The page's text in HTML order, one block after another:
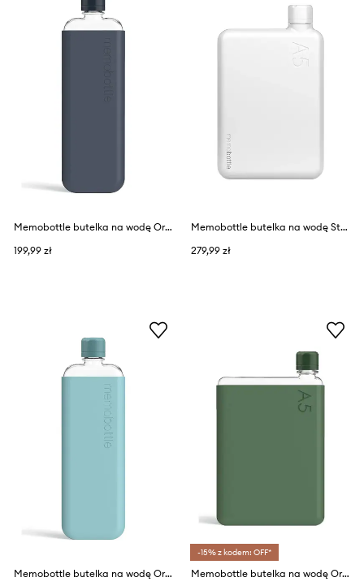
Memobottle butelka na wodę Original Slim 450 ml
199,99 zł
Memobottle butelka na wodę Stainless Steel A5 1080 ml
279,99 zł
Memobottle butelka na wodę Original Slim 450 ml
-15% z kodem: OFF*
Memobottle butelka na wodę Original A5 750 ml